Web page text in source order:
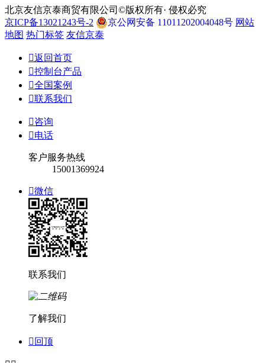
北京友信京泰商贸有限公司©版权所有· 侵权必究
京ICP备13021243号-2
京公网安备 11011202004048号 网站
地图 热门标签 友信京泰
返回首页
控制台产品
全国案例
联系我们
咨询
电话
客户服务热线
15001369924
微信
联系我们
了解我们
 回顶